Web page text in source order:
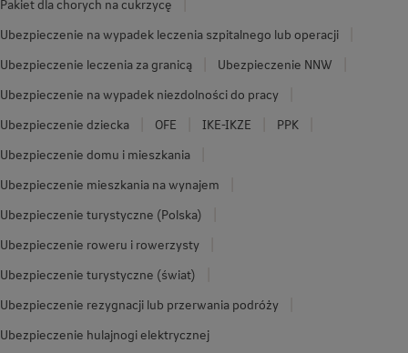
Pakiet dla chorych na cukrzycę
Ubezpieczenie na wypadek leczenia szpitalnego lub operacji
Ubezpieczenie leczenia za granicą
Ubezpieczenie NNW
Ubezpieczenie na wypadek niezdolności do pracy
Ubezpieczenie dziecka
OFE IKE-IKZE
PPK
Ubezpieczenie domu i mieszkania
Ubezpieczenie mieszkania na wynajem
Ubezpieczenie turystyczne (Polska)
Ubezpieczenie roweru i rowerzysty
Ubezpieczenie turystyczne (świat)
Ubezpieczenie rezygnacji lub przerwania podróży
Ubezpieczenie hulajnogi elektrycznej